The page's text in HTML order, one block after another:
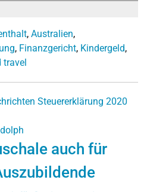
, Australien,
, Finanzgericht, Kindergeld,
travel
Steuererklärung 2020
auch für